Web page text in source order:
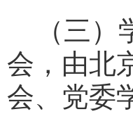
（三
会，由北
会、党委